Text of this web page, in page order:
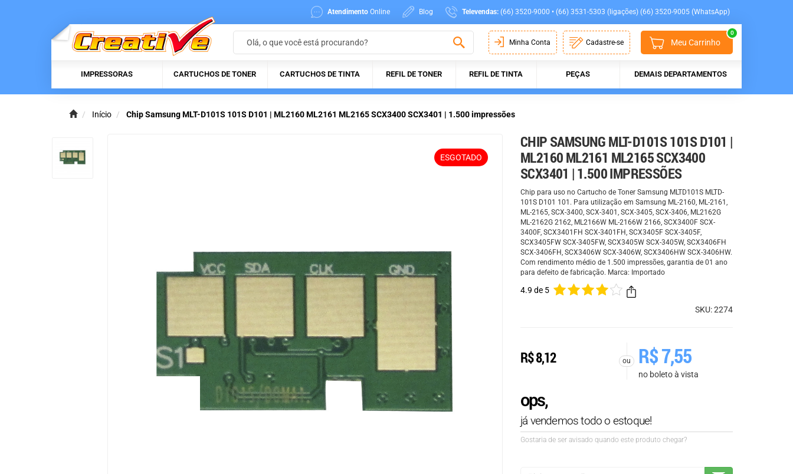
Atendimento Online Blog Televendas: (66) 3520-9000 • (66) 3531-5303 (ligações) (66) 3520-9005 (WhatsApp)
Minha Conta Cadastre-se Meu Carrinho
0
IMPRESSORAS CARTUCHOS DE TONER CARTUCHOS DE TINTA REFIL DE TONER REFIL DE TINTA PEÇAS DEMAIS DEPARTAMENTOS
Início Chip Samsung MLT-D101S 101S D101 | ML2160 ML2161 ML2165 SCX3400 SCX3401 | 1.500 impressões
ESGOTADO
CHIP SAMSUNG MLT-D101S 101S D101 |
ML2160 ML2161 ML2165 SCX3400
SCX3401 | 1.500 IMPRESSÕES
Chip para uso no Cartucho de Toner Samsung MLTD101S MLTD-
101S D101 101. Para utilização em Samsung ML-2160, ML-2161,
ML-2165, SCX-3400, SCX-3401, SCX-3405, SCX-3406, ML2162G
ML-2162G 2162, ML2166W ML-2166W 2166, SCX3400F SCX-
3400F, SCX3401FH SCX-3401FH, SCX3405F SCX-3405F,
SCX3405FW SCX-3405FW, SCX3405W SCX-3405W, SCX3406FH
SCX-3406FH, SCX3406W SCX-3406W, SCX3406HW SCX-3406HW.
Com rendimento médio de 1.500 impressões, garantia de 01 ano
para defeito de fabricação. Marca: Importado
4.9 de 5
SKU: 2274
R$8,12 ou R$7,55
no boleto à vista
ops,
já vendemos todo o estoque!
Gostaria de ser avisado quando este produto chegar?